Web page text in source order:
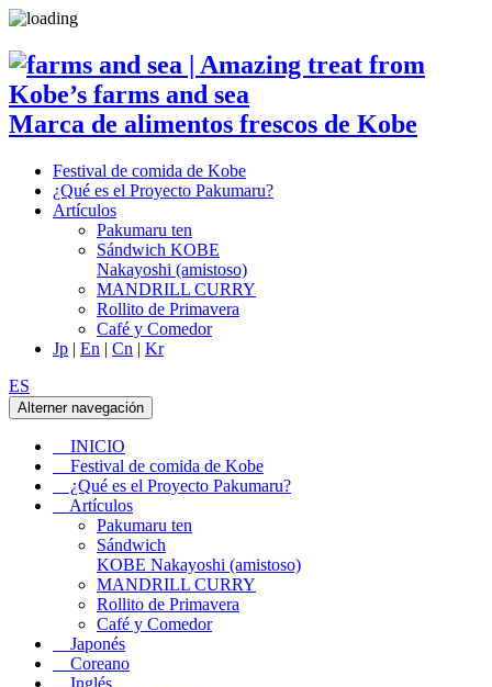
Marca de alimentos frescos de Kobe
Festival de comida de Kobe
¿Qué es el Proyecto Pakumaru?
Artículos
Pakumaru ten
Sándwich KOBE
Nakayoshi (amistoso)
MANDRILL CURRY
Rollito de Primavera
Café y Comedor
Jp | En | Cn | Kr
ES
Alterner navegación
INICIO
Festival de comida de Kobe
¿Qué es el Proyecto Pakumaru?
Artículos
Pakumaru ten
Sándwich
KOBE Nakayoshi (amistoso)
MANDRILL CURRY
Rollito de Primavera
Café y Comedor
Japonés
Coreano
Inglés